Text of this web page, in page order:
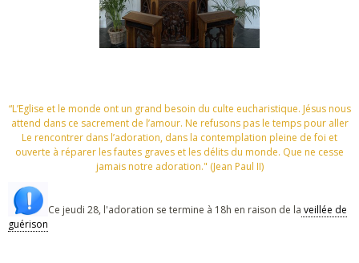
“L’Eglise et le monde ont un grand besoin du culte eucharistique. Jésus nous
attend dans ce sacrement de l’amour. Ne refusons pas le temps pour aller
Le rencontrer dans l’adoration, dans la contemplation pleine de foi et
ouverte à réparer les fautes graves et les délits du monde. Que ne cesse
jamais notre adoration." (Jean Paul II)
Ce jeudi 28, l'adoration se termine à 18h en raison de la veillée de
guérison